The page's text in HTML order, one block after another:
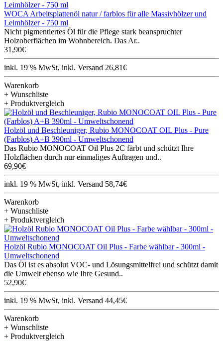
WOCA Arbeitsplattenöl natur / farblos für alle Massivhölzer und
Leimhölzer - 750 ml
Nicht pigmentiertes Öl für die Pflege stark beanspruchter
Holzoberflächen im Wohnbereich. Das Ar..
31,90€
inkl. 19 % MwSt, inkl. Versand 26,81€
Warenkorb
+ Wunschliste
+ Produktvergleich
Holzöl und Beschleuniger, Rubio MONOCOAT OIL Plus - Pure
(Farblos) A+B 390ml - Umweltschonend
Das Rubio MONOCOAT Oil Plus 2C färbt und schützt Ihre
Holzflächen durch nur einmaliges Auftragen und..
69,90€
inkl. 19 % MwSt, inkl. Versand 58,74€
Warenkorb
+ Wunschliste
+ Produktvergleich
Holzöl Rubio MONOCOAT Oil Plus - Farbe wählbar - 300ml -
Umweltschonend
Das Öl ist es absolut VOC- und Lösungsmittelfrei und schützt damit
die Umwelt ebenso wie Ihre Gesund..
52,90€
inkl. 19 % MwSt, inkl. Versand 44,45€
Warenkorb
+ Wunschliste
+ Produktvergleich